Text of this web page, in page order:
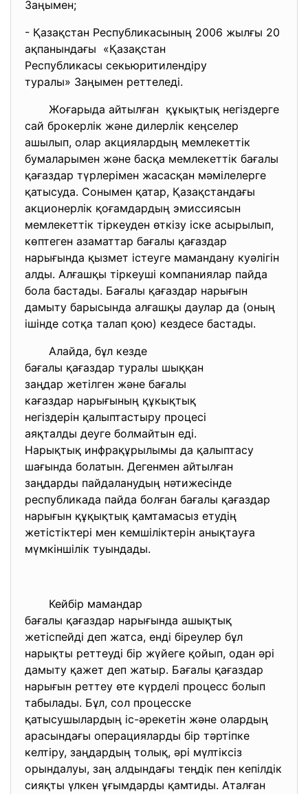
Заңымен;
- Қазақстан Республикасының 2006 жылғы 20
ақпанындағы «Қазақстан
Республикасы секьюритилендіру
туралы» Заңымен реттеледі.
Жоғарыда айтылған құкықтық негіздерге
сай брокерлік және дилерлік кеңселер
ашылып, олар акциялардың мемлекеттік
бумаларымен және басқа мемлекеттік бағалы
қағаздар түрлерімен жасасқан мәмілелерге
қатысуда. Сонымен қатар, Қазақстандағы
акционерлік қоғамдардың эмиссиясын
мемлекеттік тіркеуден өткізу іске асырылып,
көптеген азаматтар бағалы қағаздар
нарығында қызмет істеуге мамандану куәлігін
алды. Алғашқы тіркеуші компаниялар пайда
бола бастады. Бағалы қағаздар нарығын
дамыту барысында алғашқы даулар да (оның
ішінде сотқа талап қою) кездесе бастады.
Алайда, бұл кезде
бағалы қағаздар туралы шыққан
заңдар жетілген және бағалы
кағаздар нарығының құкықтық
негіздерін қалыптастыру процесі
аяқталды деуге болмайтын еді.
Нарықтық инфрақұрылымы да қалыптасу
шағында болатын. Дегенмен айтылған
заңдарды пайдаланудың нәтижесінде
республикада пайда болған бағалы қағаздар
нарығын құқықтық қамтамасыз етудің
жетістіктері мен кемшіліктерін анықтауға
мүмкіншілік туындады.
Кейбір мамандар
бағалы қағаздар нарығында ашықтық
жетіспейді деп жатса, енді біреулер бұл
нарықты реттеуді бір жүйеге қойып, одан әрі
дамыту қажет деп жатыр. Бағалы қағаздар
нарығын реттеу өте күрделі процесс болып
табылады. Бұл, сол процесске
қатысушылардың іс-әрекетін және олардың
арасындағы операцияларды бір тәртіпке
келтіру, заңдардың толық, әрі мүлтіксіз
орындалуы, заң алдындағы теңдік пен кепілдік
сияқты үлкен ұғымдарды қамтиды. Аталған